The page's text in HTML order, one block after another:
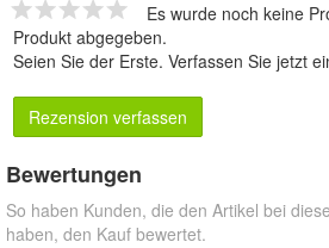
Es wurde noch keine
Produkt abgegeben.
Seien Sie der Erste. Verfassen Sie jetzt
Rezension verfassen
Bewertungen
So haben Kunden, die den Artikel bei
haben, den Kauf bewertet.